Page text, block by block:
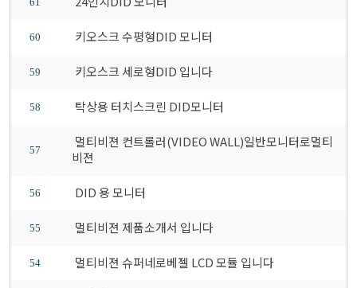
60 키오스크 수평형DID 모니터
59 키오스크 세로형DID 입니다
58 탁상용 터치스크린 DID모니터
57
멀티비젼 컨트롤러(VIDEO WALL)일반모니터로멀티
비젼
56 DID 용 모니터
55 멀티비젼 제품소개서 입니다
54 멀티비젼 슈퍼네로베젤 LCD 모듈 입니다